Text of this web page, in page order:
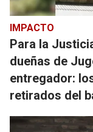
IMPACTO
Para la
dueñas de
entregador:
retirados del